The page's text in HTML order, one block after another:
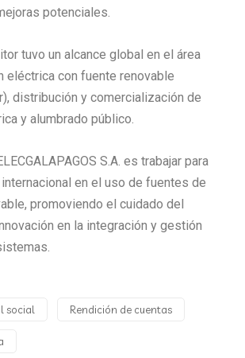
potenciales.
tuvo un alcance global en el área
eléctrica con fuente renovable
distribución y comercialización de
y alumbrado público.
S.A. es trabajar para
en el uso de fuentes de
promoviendo el cuidado del
en la integración y gestión
social Rendición de cuentas